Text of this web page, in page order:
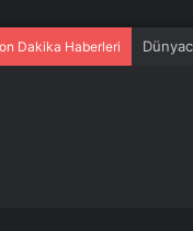
Dakika Haberleri